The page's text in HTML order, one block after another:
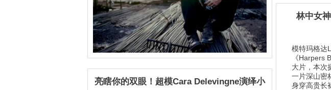
林中女
模特玛格达
《Harpers
大片，本次
一片深山密
身穿高贵长
亮瞎你的双眼！超模Cara Delevingne演绎小